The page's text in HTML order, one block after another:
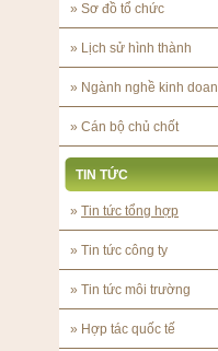
» Sơ đồ tổ chức
» Lịch sử hình thành
» Ngành nghề kinh
» Cán bộ chủ chốt
TIN TỨC
» Tin tức tổng hợp
» Tin tức công ty
» Tin tức môi trường
» Hợp tác quốc tế